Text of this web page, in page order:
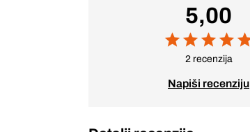
5,00
2 recenzija
Napiši recenziju